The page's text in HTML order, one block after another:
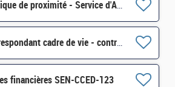
Assistant informatique de proximité - Service d'Appui au Réseau - B - PAU - D13 - ESI34 - H/F
Gestionnaire - correspondant cadre de vie - contrat court H/F
financières SEN-CCED-123